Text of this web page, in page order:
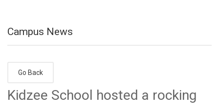
Campus News
Go Back
Kidzee School hosted a rocking